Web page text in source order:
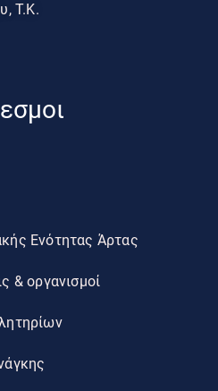
Τ.Κ.
Ενότητας Άρτας
& οργανισμοί